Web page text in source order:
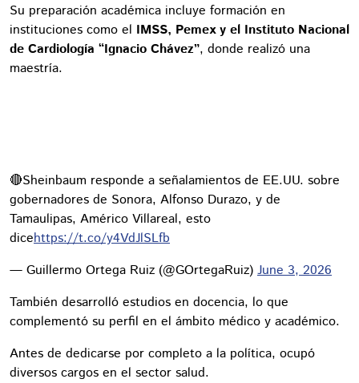
Su preparación académica incluye formación en
instituciones como el IMSS, Pemex y el Instituto Nacional
de Cardiología “Ignacio Chávez”, donde realizó una
maestría.
🔴Sheinbaum responde a señalamientos de EE.UU. sobre
gobernadores de Sonora, Alfonso Durazo, y de
Tamaulipas, Américo Villareal, esto
dicehttps://t.co/y4VdJlSLfb
— Guillermo Ortega Ruiz (@GOrtegaRuiz) June 3, 2026
También desarrolló estudios en docencia, lo que
complementó su perfil en el ámbito médico y académico.
Antes de dedicarse por completo a la política, ocupó
diversos cargos en el sector salud.